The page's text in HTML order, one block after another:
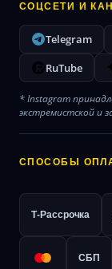
СОЦСЕТИ И
Telegram
RuTube
* Instagram
экстремистской и
СПОСОБЫ
Т-Рассрочка
СБП